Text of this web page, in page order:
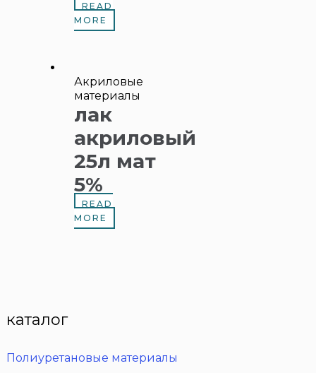
каталог
Полиуретановые материалы
READ
MORE
Акриловые
материалы
лак
акриловый
25л мат
5%
READ
MORE